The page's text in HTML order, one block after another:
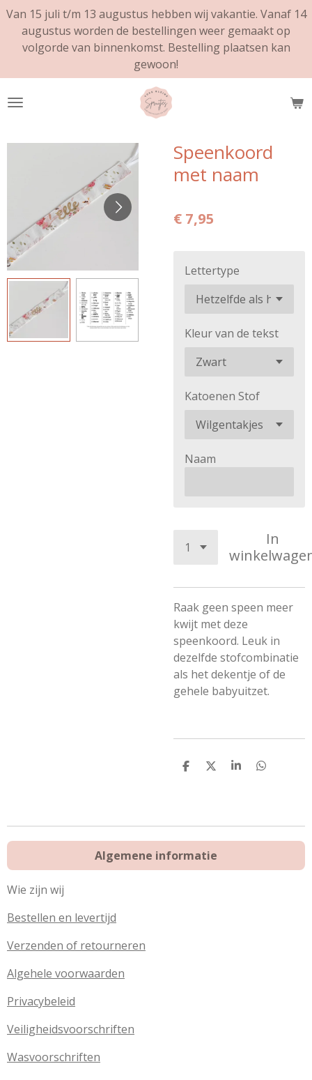
Ga
direct
naar
hoofdinhoud
Van 15 juli t/m 13 augustus hebben wij vakantie. Vanaf 14
augustus worden de bestellingen weer gemaakt op
volgorde van binnenkomst. Bestelling plaatsen kan
gewoon!
Speenkoord
met naam
€ 7,95
Lettertype
Kleur van de tekst
Katoenen Stof
Naam
In
Raak geen speen meer
kwijt met deze
speenkoord. Leuk in
dezelfde stofcombinatie
als het dekentje of de
gehele babyuitzet.
D
D
S
D
Algemene informatie
Wie zijn wij
Bestellen en levertijd
Verzenden of retourneren
Algehele voorwaarden
Privacybeleid
Veiligheidsvoorschriften
Wasvoorschriften